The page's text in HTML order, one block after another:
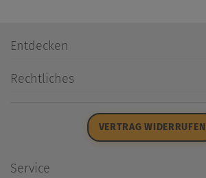
Entdecken
Öffnungszeiten
Rechtliches
VERTRAG WIDERRUFEN
Service